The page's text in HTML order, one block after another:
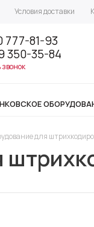
Условия доставки
777-81-93
350-35-84
для